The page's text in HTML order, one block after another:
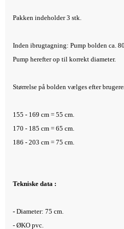
Pakken indeholder 3 stk.
Inden ibrugtagning: Pump bolden ca.
Pump herefter op til korrekt diameter.
Størrelse på bolden vælges efter
155 - 169 cm = 55 cm.
170 - 185 cm = 65 cm.
186 - 203 cm = 75 cm.
Tekniske data :
- Diameter: 75 cm.
- ØKO pvc.